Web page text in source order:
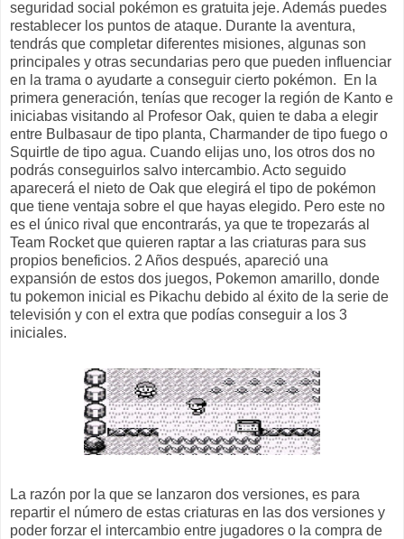
seguridad social pokémon es gratuita jeje. Además puedes
restablecer los puntos de ataque. Durante la aventura,
tendrás que completar diferentes misiones, algunas son
principales y otras secundarias pero que pueden influenciar
en la trama o ayudarte a conseguir cierto pokémon.
En la
primera generación, tenías que recoger la región de Kanto e
iniciabas visitando al Profesor Oak, quien te daba a elegir
entre Bulbasaur de tipo planta, Charmander de tipo fuego o
Squirtle de tipo agua. Cuando elijas uno, los otros dos no
podrás conseguirlos salvo intercambio. Acto seguido
aparecerá el nieto de Oak que elegirá el tipo de pokémon
que tiene ventaja sobre el que hayas elegido. Pero este no
es el único rival que encontrarás, ya que te tropezarás al
Team Rocket que quieren raptar a las criaturas para sus
propios beneficios. 2 Años después, apareció una
expansión de estos dos juegos, Pokemon amarillo, donde
tu pokemon inicial es Pikachu debido al éxito de la serie de
televisión y con el extra que podías conseguir a los 3
iniciales.
La razón por la que se lanzaron dos versiones, es para
repartir el número de estas criaturas en las dos versiones y
poder forzar el intercambio entre jugadores o la compra de